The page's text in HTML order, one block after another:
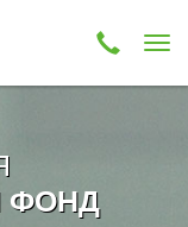
ФОНД